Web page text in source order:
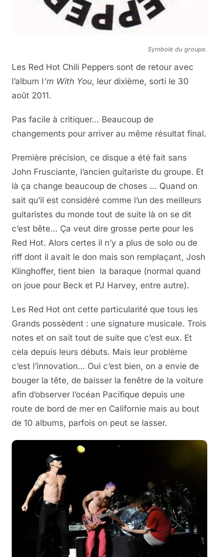
Symbole du groupe.
Les Red Hot Chili Peppers sont de retour avec
l’album I ’m With You, leur dixième, sorti le 30
août 2011.
Pas facile à critiquer… Beaucoup de
changements pour arriver au même résultat final.
Première précision, ce disque a été fait sans
John Frusciante, l’ancien guitariste du groupe. Et
là ça change beaucoup de choses … Quand on
sait qu’il est considéré comme l’un des meilleurs
guitaristes du monde tout de suite là on se dit
c’est bête… Ça veut dire grosse perte pour les
Red Hot. Alors certes il n’y a plus de solo ou de
riff dont il avait le don mais son remplaçant, Josh
Klinghoffer, tient bien la baraque (normal quand
on joue pour Beck et PJ Harvey, entre autre).
Les Red Hot ont cette particularité que tous les
Grands possèdent : une signature musicale. Trois
notes et on sait tout de suite que c’est eux. Et
cela depuis leurs débuts. Mais leur problème
c’est l’innovation… Oui c’est bien, on a envie de
bouger la tête, de baisser la fenêtre de la voiture
afin d’observer l’océan Pacifique depuis une
route de bord de mer en Californie mais au bout
de 10 albums, parfois on peut se lasser.